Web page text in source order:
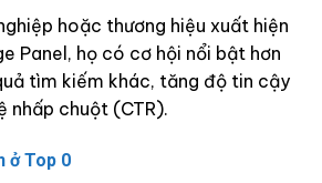
hoặc thương hiệu xuất hiện
Panel, họ có cơ hội nổi bật hơn
tìm kiếm khác, tăng độ tin cậy
nhấp chuột (CTR).
ở Top 0